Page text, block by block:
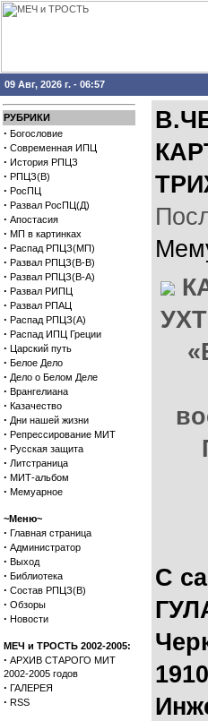
09 Авг, 2026 г. - 06:57
РУБРИКИ
· Богословие
· Современная ИПЦ
· История РПЦЗ
· РПЦЗ(В)
· РосПЦ
· Развал РосПЦ(Д)
· Апостасия
· МП в картинках
· Распад РПЦЗ(МП)
· Развал РПЦЗ(В-В)
· Развал РПЦЗ(В-А)
· Развал РИПЦ
· Развал РПАЦ
· Распад РПЦЗ(А)
· Распад ИПЦ Греции
· Царский путь
· Белое Дело
· Дело о Белом Деле
· Врангелиана
· Казачество
· Дни нашей жизни
· Репрессирование МИТ
· Русская защита
· Литстраница
· МИТ-альбом
· Мемуарное
~Меню~
· Главная страница
· Администратор
· Выход
· Библиотека
· Состав РПЦЗ(В)
· Обзоры
· Новости
МЕЧ и ТРОСТЬ 2002-2005:
· АРХИВ СТАРОГО МИТ
2002-2005 годов
· ГАЛЕРЕЯ
· RSS
С